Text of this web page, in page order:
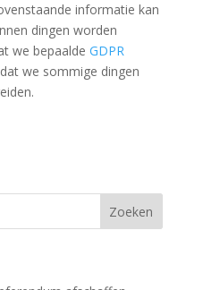
informatie kan
dingen worden
we bepaalde GDPR
we sommige dingen